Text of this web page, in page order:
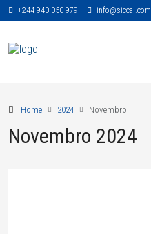
+244 940 050 979 info@siccal.com
Home 2024 Novembro
Novembro 2024